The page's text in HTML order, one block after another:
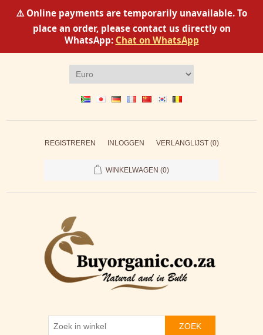
⚠️ Online payments are temporarily unavailable. To
place an order, please contact us directly on
WhatsApp: Chat on WhatsApp
REGISTREREN INLOGGEN VERLANGLIJST (0)
WINKELWAGEN (0)
ZOEK